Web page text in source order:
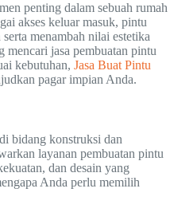
penting dalam sebuah rumah
akses keluar masuk, pintu
menambah nilai estetika
mencari jasa pembuatan pintu
kebutuhan, Jasa Buat Pintu
pagar impian Anda.
bidang konstruksi dan
layanan pembuatan pintu
dan desain yang
Anda perlu memilih